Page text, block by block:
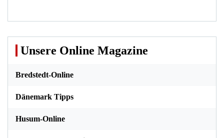
Unsere Online Magazine
Bredstedt-Online
Dänemark Tipps
Husum-Online